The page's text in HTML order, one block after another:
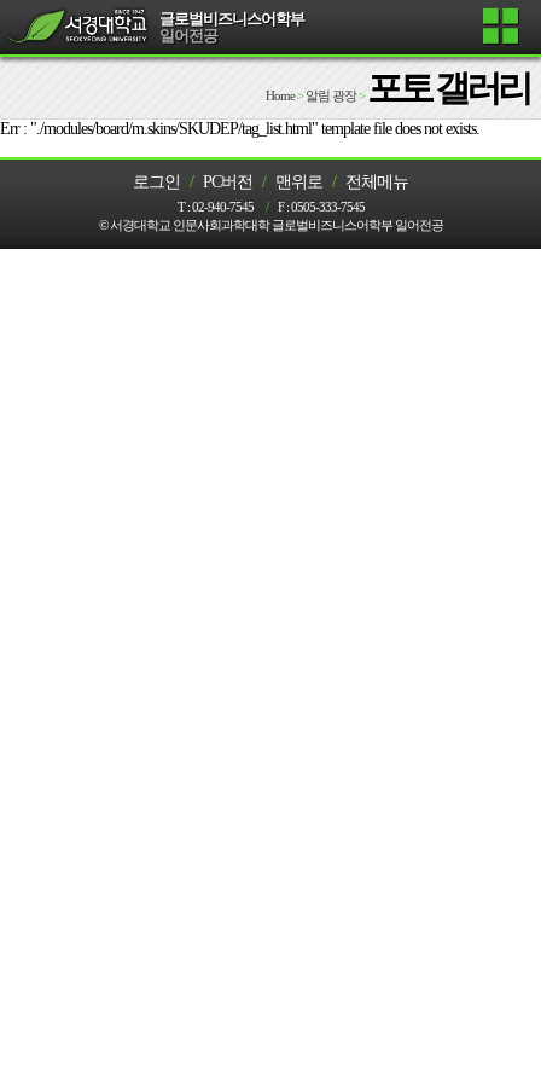
글로벌비즈니스어학부
일어전공
Home> 알림 광장> 포토 갤러리
Err : "./modules/board/m.skins/SKUDEP/tag_list.html" template file does not exists.
로그인 / PC버전 / 맨위로 / 전체메뉴
T :02-940-7545 / F :0505-333-7545
© 서경대학교 인문사회과학대학 글로벌비즈니스어학부 일어전공